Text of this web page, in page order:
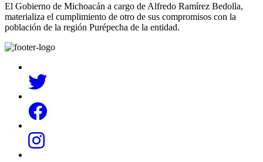
El Gobierno de Michoacán a cargo de Alfredo Ramírez Bedolla,
materializa el cumplimiento de otro de sus compromisos con la
población de la región Purépecha de la entidad.